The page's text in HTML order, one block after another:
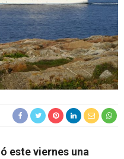
este viernes una